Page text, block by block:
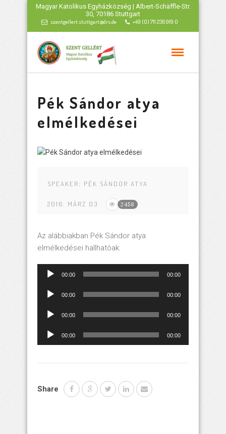
Magyar Katolikus Egyházközség | Albert-Schäffle-Str.
30, 70186 Stuttgart
szentgellert.stuttgart@drs.de +49 (0) 711 236 919 0
Pék Sándor atya
elmélkedései
SPEAKER: PÉK SÁNDOR ATYA
2016. MÄRZ 03 2458
Az alábbiakban Pék Sándor atya
elmélkedései hallhatóak:
Audio-
Player
00:00 00:00
Audio-
Player
00:00 00:00
Audio-
Player
00:00 00:00
Audio-
Player
00:00 00:00
Share